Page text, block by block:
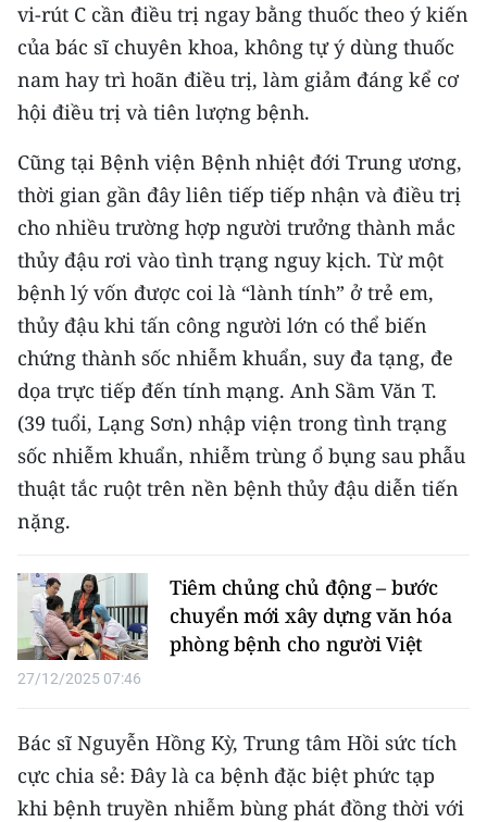
vi-rút C cần điều trị ngay bằng thuốc theo ý kiến
của bác sĩ chuyên khoa, không tự ý dùng thuốc
nam hay trì hoãn điều trị, làm giảm đáng kể cơ
hội điều trị và tiên lượng bệnh.
Cũng tại Bệnh viện Bệnh nhiệt đới Trung ương,
thời gian gần đây liên tiếp tiếp nhận và điều trị
cho nhiều trường hợp người trưởng thành mắc
thủy đậu rơi vào tình trạng nguy kịch. Từ một
bệnh lý vốn được coi là “lành tính” ở trẻ em,
thủy đậu khi tấn công người lớn có thể biến
chứng thành sốc nhiễm khuẩn, suy đa tạng, đe
dọa trực tiếp đến tính mạng. Anh Sầm Văn T.
(39 tuổi, Lạng Sơn) nhập viện trong tình trạng
sốc nhiễm khuẩn, nhiễm trùng ổ bụng sau phẫu
thuật tắc ruột trên nền bệnh thủy đậu diễn tiến
nặng.
Tiêm chủng chủ động – bước
chuyển mới xây dựng văn hóa
phòng bệnh cho người Việt
27/12/2025 07:46
Bác sĩ Nguyễn Hồng Kỳ, Trung tâm Hồi sức tích
cực chia sẻ: Đây là ca bệnh đặc biệt phức tạp
khi bệnh truyền nhiễm bùng phát đồng thời với